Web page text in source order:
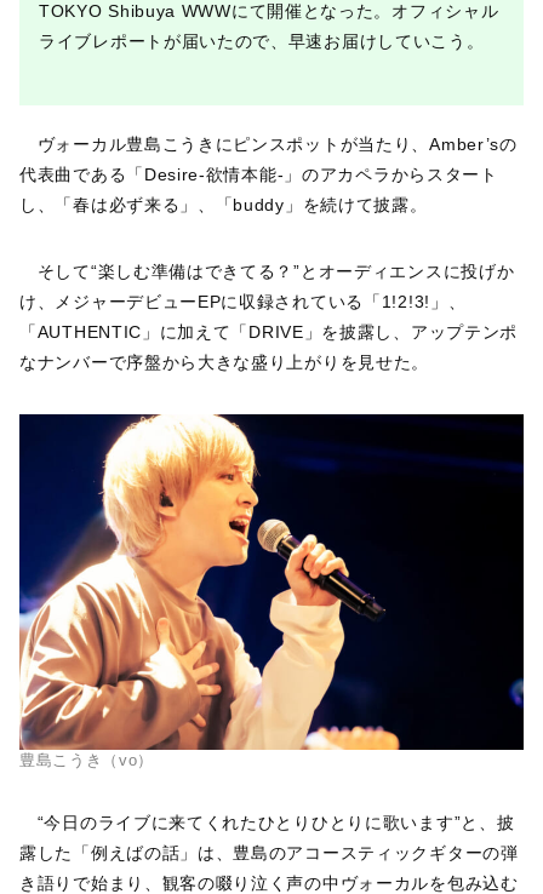
TOKYO Shibuya WWWにて開催となった。オフィシャル
ライブレポートが届いたので、早速お届けしていこう。
ヴォーカル豊島こうきにピンスポットが当たり、Amber’sの
代表曲である「Desire-欲情本能-」のアカペラからスタート
し、「春は必ず来る」、「buddy」を続けて披露。
そして“楽しむ準備はできてる？”とオーディエンスに投げか
け、メジャーデビューEPに収録されている「1!2!3!」、
「AUTHENTIC」に加えて「DRIVE」を披露し、アップテンポ
なナンバーで序盤から大きな盛り上がりを見せた。
豊島こうき（vo）
“今日のライブに来てくれたひとりひとりに歌います”と、披
露した「例えばの話」は、豊島のアコースティックギターの弾
き語りで始まり、観客の啜り泣く声の中ヴォーカルを包み込む